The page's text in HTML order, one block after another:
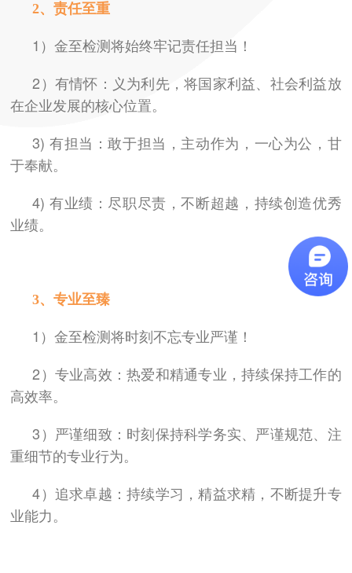
2、责任至重
1）金至检测将始终牢记责任担当！
2）有情怀：义为利先，将国家利益、社会利益放
在企业发展的核心位置。
3) 有担当：敢于担当，主动作为，一心为公，甘
于奉献。
4) 有业绩：尽职尽责，不断超越，持续创造优秀
业绩。
3、专业至臻
1）金至检测将时刻不忘专业严谨！
2）专业高效：热爱和精通专业，持续保持工作的
高效率。
3）严谨细致：时刻保持科学务实、严谨规范、注
重细节的专业行为。
4）追求卓越：持续学习，精益求精，不断提升专
业能力。